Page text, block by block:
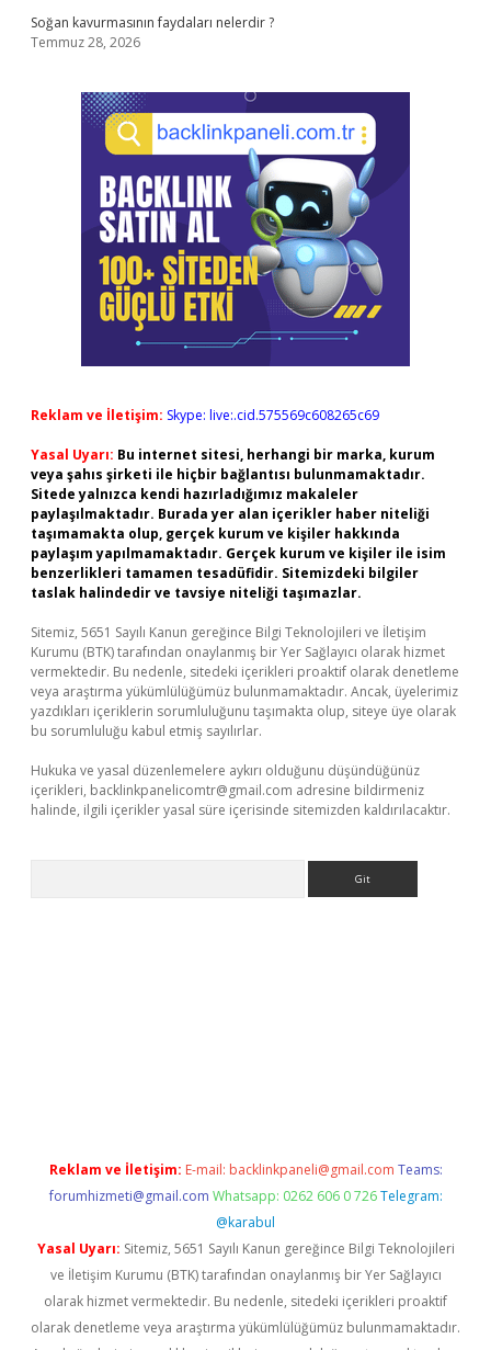
Soğan kavurmasının faydaları nelerdir ?
Temmuz 28, 2026
Reklam ve İletişim: Skype: live:.cid.575569c608265c69
Yasal Uyarı: Bu internet sitesi, herhangi bir marka, kurum
veya şahıs şirketi ile hiçbir bağlantısı bulunmamaktadır.
Sitede yalnızca kendi hazırladığımız makaleler
paylaşılmaktadır. Burada yer alan içerikler haber niteliği
taşımamakta olup, gerçek kurum ve kişiler hakkında
paylaşım yapılmamaktadır. Gerçek kurum ve kişiler ile isim
benzerlikleri tamamen tesadüfidir. Sitemizdeki bilgiler
taslak halindedir ve tavsiye niteliği taşımazlar.
Sitemiz, 5651 Sayılı Kanun gereğince Bilgi Teknolojileri ve İletişim
Kurumu (BTK) tarafından onaylanmış bir Yer Sağlayıcı olarak hizmet
vermektedir. Bu nedenle, sitedeki içerikleri proaktif olarak denetleme
veya araştırma yükümlülüğümüz bulunmamaktadır. Ancak, üyelerimiz
yazdıkları içeriklerin sorumluluğunu taşımakta olup, siteye üye olarak
bu sorumluluğu kabul etmiş sayılırlar.
Hukuka ve yasal düzenlemelere aykırı olduğunu düşündüğünüz
içerikleri, backlinkpanelicomtr@gmail.com adresine bildirmeniz
halinde, ilgili içerikler yasal süre içerisinde sitemizden kaldırılacaktır.
Reklam ve İletişim: E-mail: backlinkpaneli@gmail.com Teams:
forumhizmeti@gmail.com Whatsapp: 0262 606 0 726 Telegram:
@karabul
Yasal Uyarı: Sitemiz, 5651 Sayılı Kanun gereğince Bilgi Teknolojileri
ve İletişim Kurumu (BTK) tarafından onaylanmış bir Yer Sağlayıcı
olarak hizmet vermektedir. Bu nedenle, sitedeki içerikleri proaktif
olarak denetleme veya araştırma yükümlülüğümüz bulunmamaktadır.